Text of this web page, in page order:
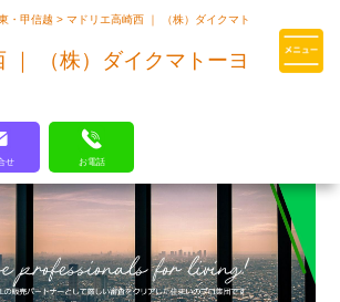
マドリエはLIXILの厳しい基準を
・甲信越>マドリエ高崎西 ｜ （株）ダイクマト
｜ （株）ダイクマトーヨ
せ お電話